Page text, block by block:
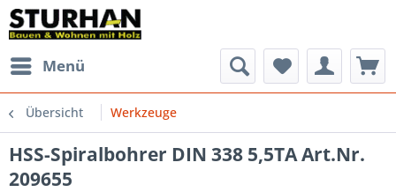
Menü
Übersicht Werkzeuge
HSS-Spiralbohrer DIN 338 5,5TA Art.Nr.
209655